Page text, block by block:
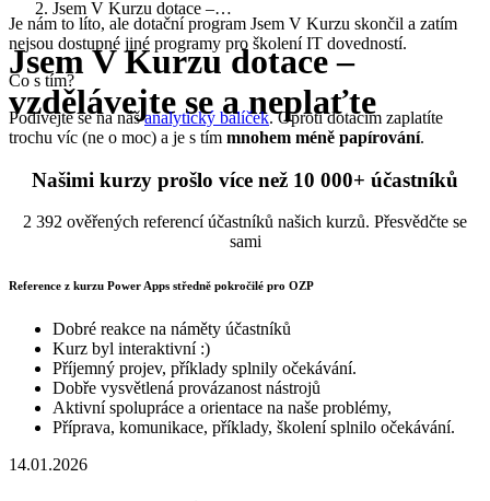
Jsem V Kurzu dotace –…
Jsem V Kurzu dotace –
vzdělávejte se a neplaťte
Je nám to líto, ale dotační program Jsem V Kurzu skončil a zatím
nejsou dostupné jiné programy pro školení IT dovedností.
Co s tím?
Podívejte se na nášanalytický balíček. Oproti dotacím zaplatíte
trochu víc (ne o moc) a je s tím mnohem méně papírování.
Našimi kurzy prošlo více než 10 000+ účastníků
2 392 ověřených referencí účastníků našich kurzů. Přesvědčte se
sami
Reference z kurzu Power Apps středně pokročilé pro OZP
Dobré reakce na náměty účastníků
Kurz byl interaktivní :)
Příjemný projev, příklady splnily očekávání.
Dobře vysvětlená provázanost nástrojů
Aktivní spolupráce a orientace na naše problémy,
Příprava, komunikace, příklady, školení splnilo očekávání.
14.01.2026